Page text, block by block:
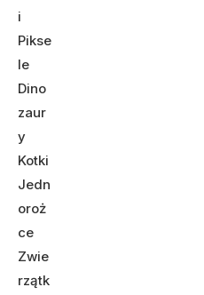
i
Pikse
le
Dino
zaur
y
Kotki
Jedn
oroż
ce
Zwie
rzątk